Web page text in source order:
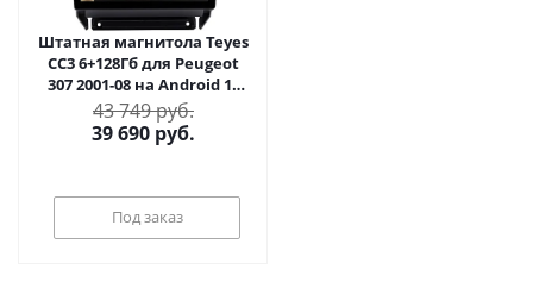
Штатная магнитола Teyes
CC3 6+128Гб для Peugeot
307 2001-08 на Android 10
(6/128Гб)
43 749 руб.
39 690 руб.
Под заказ